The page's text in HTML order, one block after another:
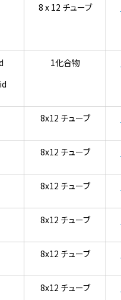
8 x 12 チューブ
1化合物
8x12 チューブ
8x12 チューブ
8x12 チューブ
8x12 チューブ
8x12 チューブ
8x12 チューブ